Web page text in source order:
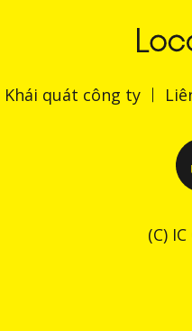
Khái quát công ty
(C)